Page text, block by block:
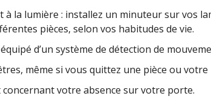
à la lumière : installez un minuteur sur vos
pièces, selon vos habitudes de vie.
d’un système de détection de
même si vous quittez une pièce ou
concernant votre absence sur votre porte.